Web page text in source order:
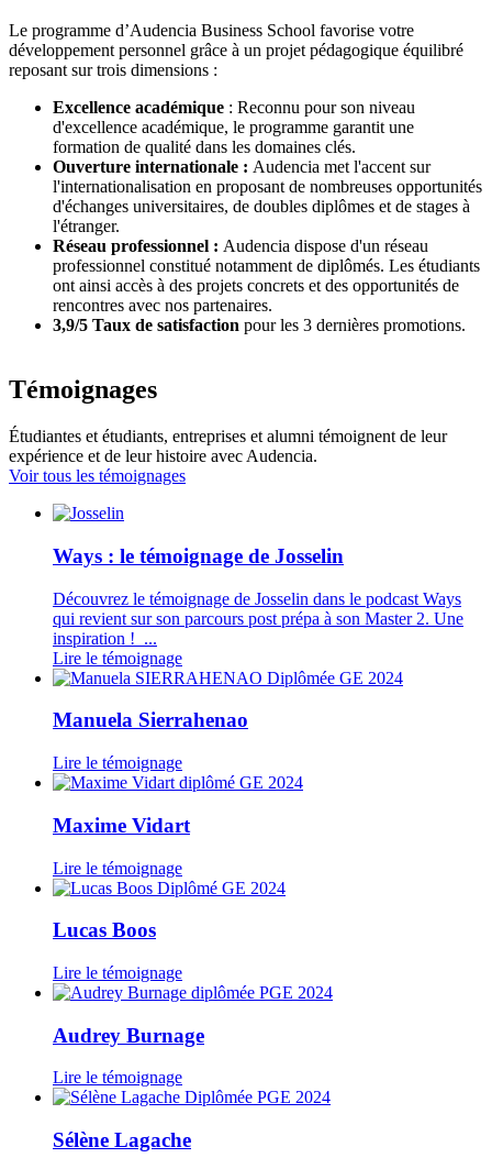
Le programme d’Audencia Business School favorise votre
développement personnel grâce à un projet pédagogique équilibré
reposant sur trois dimensions :
Excellence académique : Reconnu pour son niveau
d'excellence académique, le programme garantit une
formation de qualité dans les domaines clés.
Ouverture internationale : Audencia met l'accent sur
l'internationalisation en proposant de nombreuses opportunités
d'échanges universitaires, de doubles diplômes et de stages à
l'étranger.
Réseau professionnel : Audencia dispose d'un réseau
professionnel constitué notamment de diplômés. Les étudiants
ont ainsi accès à des projets concrets et des opportunités de
rencontres avec nos partenaires.
3,9/5 Taux de satisfaction pour les 3 dernières promotions.
Témoignages
Étudiantes et étudiants, entreprises et alumni témoignent de leur
expérience et de leur histoire avec Audencia.
Voir tous les témoignages
Ways : le témoignage de Josselin
Découvrez le témoignage de Josselin dans le podcast Ways
qui revient sur son parcours post prépa à son Master 2. Une
inspiration ! ...
Lire le témoignage
Manuela Sierrahenao
Lire le témoignage
Maxime Vidart
Lire le témoignage
Lucas Boos
Lire le témoignage
Audrey Burnage
Lire le témoignage
Sélène Lagache